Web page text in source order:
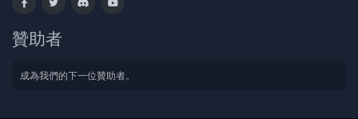
贊助者
成為我們的下一位贊助者。